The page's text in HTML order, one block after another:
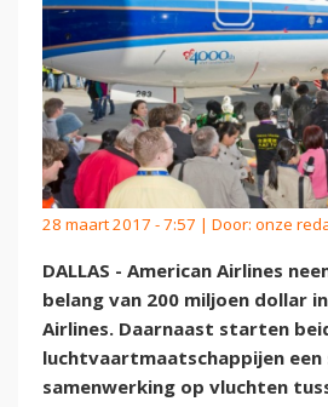
28 maart 2017 - 7:57 | Door: onze
DALLAS - American Airlines
belang van 200 miljoen dollar
Airlines. Daarnaast starten
luchtvaartmaatschappijen
samenwerking op vluchten